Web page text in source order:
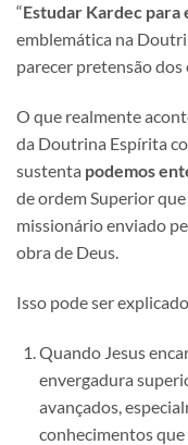
“Estudar Kardec para
emblemática na
parecer pretensão dos
O que realmente
da Doutrina Espírita
sustenta podemos
de ordem Superior
missionário enviado
obra de Deus.
Isso pode ser
Quando Jesus
envergadura
avançados,
conhecimentos que